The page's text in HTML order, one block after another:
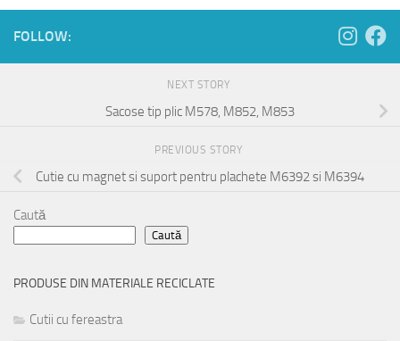
FOLLOW:
NEXT STORY
Sacose tip plic M578, M852, M853
PREVIOUS STORY
Cutie cu magnet si suport pentru plachete M6392 si M6394
Caută
Caută
PRODUSE DIN MATERIALE RECICLATE
Cutii cu fereastra